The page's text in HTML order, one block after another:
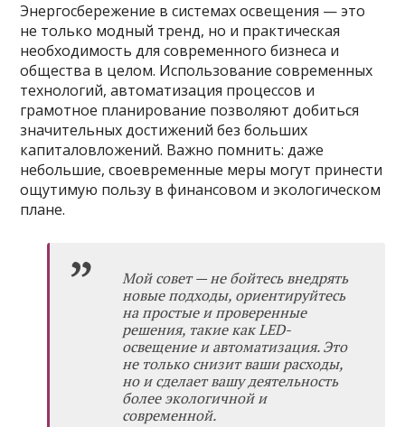
Энергосбережение в системах освещения — это
не только модный тренд, но и практическая
необходимость для современного бизнеса и
общества в целом. Использование современных
технологий, автоматизация процессов и
грамотное планирование позволяют добиться
значительных достижений без больших
капиталовложений. Важно помнить: даже
небольшие, своевременные меры могут принести
ощутимую пользу в финансовом и экологическом
плане.
Мой совет — не бойтесь внедрять
новые подходы, ориентируйтесь
на простые и проверенные
решения, такие как LED-
освещение и автоматизация. Это
не только снизит ваши расходы,
но и сделает вашу деятельность
более экологичной и
современной.